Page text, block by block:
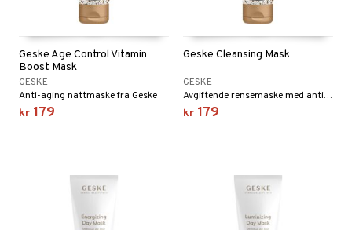
Geske Age Control Vitamin
Boost Mask
GESKE
Anti-aging nattmaske fra Geske
kr 179
Geske Cleansing Mask
GESKE
Avgiftende rensemaske med anti-aldringseffekt
kr 179